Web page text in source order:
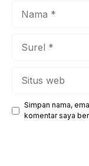
Simpan nama,
komentar saya